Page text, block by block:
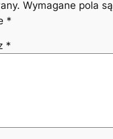
Wymagane pola są
*
*